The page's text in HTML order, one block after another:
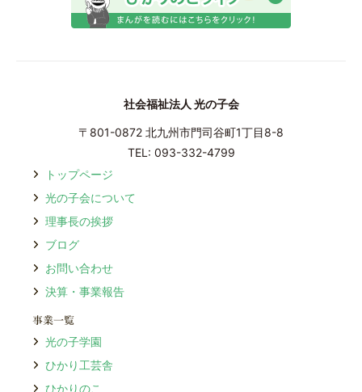
社会福祉法人 光の子会
〒801-0872 北九州市⾨司⾕町1丁⽬8-8
TEL: 093-332-4799
トップページ
光の⼦会について
理事⻑の挨拶
ブログ
お問い合わせ
決算・事業報告
事業⼀覧
光の⼦学園
ひかり⼯芸舎
ひかりのこ